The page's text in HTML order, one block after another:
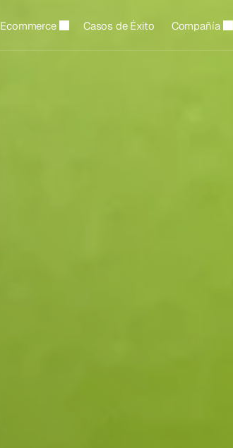
Ecommerce Casos de Éxito Compañía